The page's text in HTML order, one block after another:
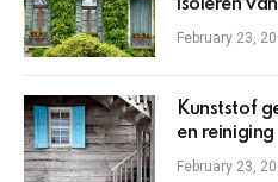
isoleren
February 23,
Kunststof
en
February 23,